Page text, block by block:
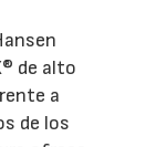
de alto
a
de los